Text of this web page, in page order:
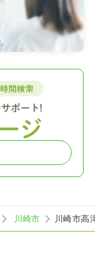
川崎市
川崎市高